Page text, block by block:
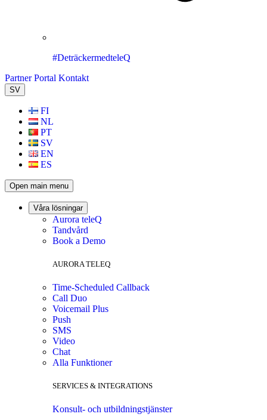
#DeträckermedteleQ
Partner Portal Kontakt
SV
FI
NL
PT
SV
EN
ES
Open main menu
Våra lösningar
Aurora teleQ
Tandvård
Book a Demo
AURORA TELEQ
Time-Scheduled Callback
Call Duo
Voicemail Plus
Push
SMS
Video
Chat
Alla Funktioner
SERVICES & INTEGRATIONS
Konsult- och utbildningstjänster